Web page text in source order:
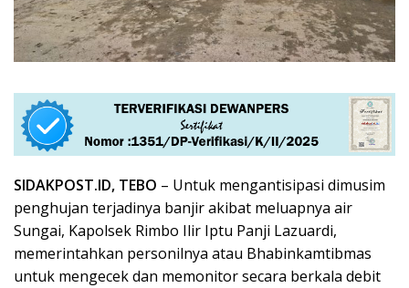
SIDAKPOST.ID, TEBO – Untuk mengantisipasi dimusim
penghujan terjadinya banjir akibat meluapnya air
Sungai, Kapolsek Rimbo Ilir Iptu Panji Lazuardi,
memerintahkan personilnya atau Bhabinkamtibmas
untuk mengecek dan memonitor secara berkala debit